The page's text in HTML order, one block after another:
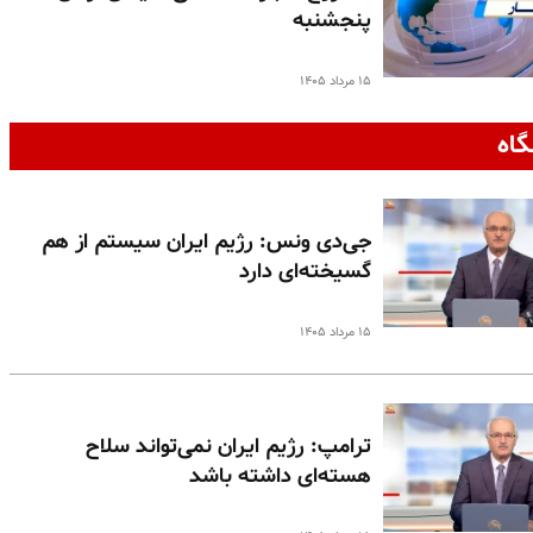
پنجشنبه
۱۵ مرداد ۱۴۰۵
جی‌دی ونس: رژیم ایران سیستم از هم
گسیخته‌ای دارد
۱۵ مرداد ۱۴۰۵
ترامپ: رژیم ایران نمی‌تواند سلاح
هسته‌ای داشته باشد